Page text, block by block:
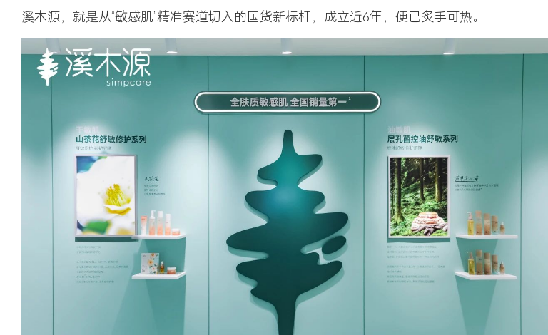
溪木源，就是从“敏感肌”精准赛道切入的国货新标杆，成立近6年，便已炙手可热。